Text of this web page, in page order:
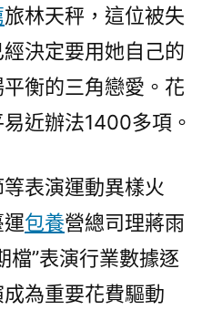
旅林天秤，這位被失
決定要用她自己的
衡的三角戀愛。花
近辦法1400多項。
表演運動異樣火
包養營總司理蔣雨
檔”表演行業數據逐
為重要花費驅動